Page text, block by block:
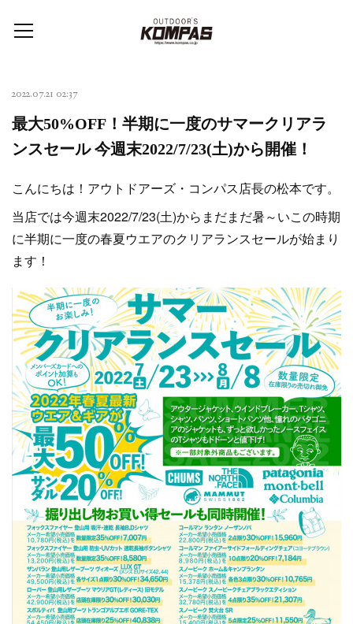
2022.07.21 02:37
最大50%OFF！半期に一度のサマークリアラ
ンスセール 今週末2022/7/23(土)から開催！
こんにちは！アウトドアーズ・コンパス店長の松本です。
当店では今週末2022/7/23(土)からまだまだ暑～いこの時期
に半期に一度の春夏ウエアのクリアランスセールが始まり
ます！